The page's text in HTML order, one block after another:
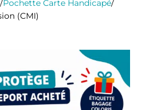
/Pochette Carte Handicapé/
(CMI)